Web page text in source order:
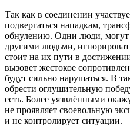
Так как в соединении
подвергаться нападкам,
обнулению. Одни люди, могут
другими людьми,
стоит на их пути в
вызовет жестокое
будут сильно нарушаться. В
обрести оглушительную
есть. Более уязвлёнными
не проявляет своевольную
и не контролирует ситуации.